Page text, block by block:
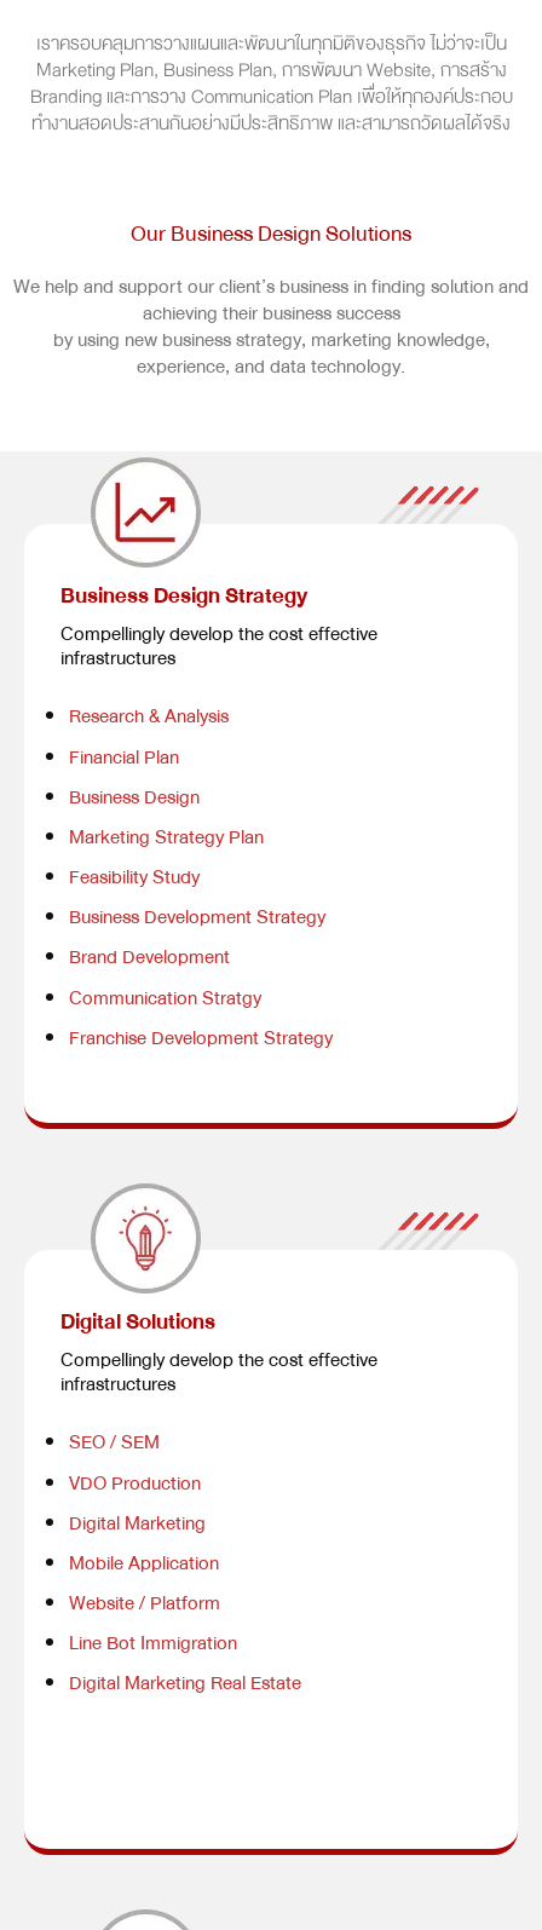
เราครอบคลุมการวางแผนและพัฒนาในทุกมิติของธุรกิจ ไม่ว่าจะเป็น
Marketing Plan, Business Plan, การพัฒนา Website, การสร้าง
Branding และการวาง Communication Plan เพื่อให้ทุกองค์ประกอบ
ทำงานสอดประสานกันอย่างมีประสิทธิภาพ และสามารถวัดผลได้จริง
Our Business Design Solutions
We help and support our client’s business in finding solution and
achieving their business success
by using new business strategy, marketing knowledge,
experience, and data technology.
Business Design Strategy
Compellingly develop the cost effective
infrastructures
Research & Analysis
Financial Plan
Business Design
Marketing Strategy Plan
Feasibility Study
Business Development Strategy
Brand Development
Communication Stratgy
Franchise Development Strategy
Digital Solutions
Compellingly develop the cost effective
infrastructures
SEO / SEM
VDO Production
Digital Marketing
Mobile Application
Website / Platform
Line Bot Immigration
Digital Marketing Real Estate